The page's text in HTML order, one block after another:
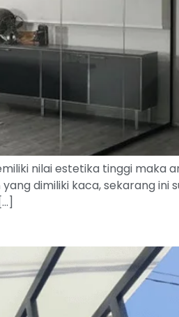
nilai estetika tinggi maka
dimiliki kaca, sekarang ini